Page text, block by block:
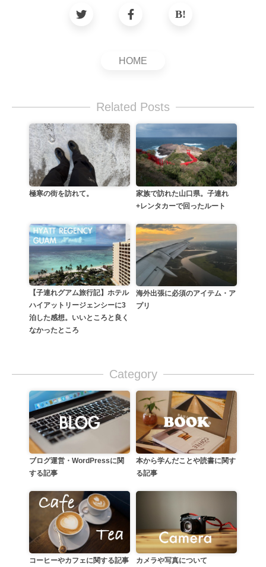
HOME
Related Posts
極寒の街を訪れて。
家族で訪れた山口県。子連れ
+レンタカーで回ったルート
【子連れグアム旅行記】ホテル
ハイアットリージェンシーに3
泊した感想。いいところと良く
なかったところ
海外出張に必須のアイテム・ア
プリ
Category
ブログ運営・WordPressに関
する記事
本から学んだことや読書に関す
る記事
コーヒーやカフェに関する記事 カメラや写真について